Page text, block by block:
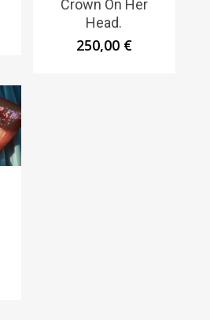
Crown On Her
Head.
250,00 €